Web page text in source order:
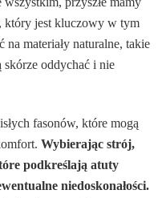
który jest kluczowy w tym
materiały naturalne, takie
skórze oddychać i nie
fasonów, które mogą
Wybierając strój,
podkreślają atuty
niedoskonałości.